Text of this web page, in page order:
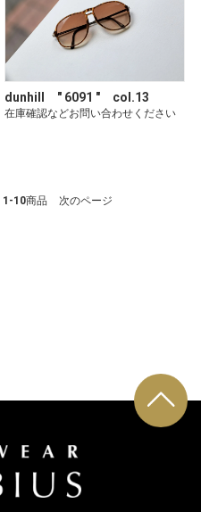
dunhill " 6091 " col.13
在庫確認などお問い合わせください
1-10商品 次のページ